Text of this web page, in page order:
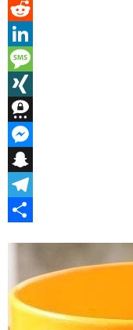
Pinterest
Reddit
LinkedIn
Message
XING
Threema
Messenger
Snapchat
Telegram